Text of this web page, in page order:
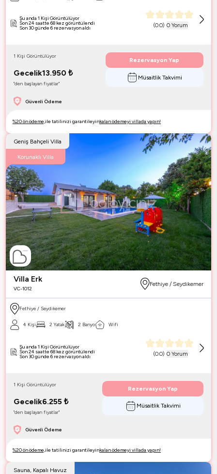
(0.0) 0 Yorum
Şu anda 1 Kişi Görüntülüyor
Son 24 saatte 68 kez görüntülendi
Son 30 günde 6 rezervasyon aldı
Güvenli Ödeme
Gecelik13.950 ₺
"den başlayan fiyatlar"
1 Kişi Görüntülüyor
Rezervasyon Yap
Müsaitlik Takvimi
%20 ön ödeme,ile tatilinizi garantileyinkalan ödemeyi villada yapın!
Geniş Bahçeli Villa
Korunaklı Villa
Villa Erk
VC-1012
Fethiye / Seydikemer
Fethiye / Seydikemer
4 Kişi 2 Yatak 2 Banyo Wifi
(0.0) 0 Yorum
Şu anda 1 Kişi Görüntülüyor
Son 24 saatte 68 kez görüntülendi
Son 30 günde 6 rezervasyon aldı
Güvenli Ödeme
Gecelik6.255 ₺
"den başlayan fiyatlar"
1 Kişi Görüntülüyor
Rezervasyon Yap
Müsaitlik Takvimi
%20 ön ödeme,ile tatilinizi garantileyinkalan ödemeyi villada yapın!
Sauna, Kapalı Havuz